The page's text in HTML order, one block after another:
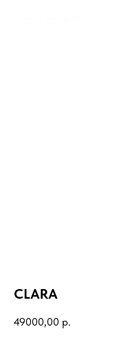
CLARA
49000,00 р.